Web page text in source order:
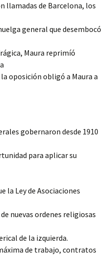
llamadas de Barcelona, los
general que desembocó
Maura reprimíó
oposición obligó a Maura a
gobernaron desde 1910
para aplicar su
la Ley de Asociaciones
nuevas ordenes religiosas
de la izquierda.
de trabajo, contratos